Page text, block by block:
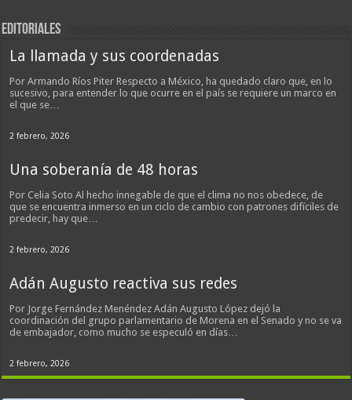
EDITORIALES
La llamada y sus coordenadas
Por Armando Ríos Piter Respecto a México, ha quedado claro que, en lo
sucesivo, para entender lo que ocurre en el país se requiere un marco en
el que se…
2 febrero, 2026
Una soberanía de 48 horas
Por Celia Soto Al hecho innegable de que el clima no nos obedece, de
que se encuentra inmerso en un ciclo de cambio con patrones difíciles de
predecir, hay que…
2 febrero, 2026
Adán Augusto reactiva sus redes
Por Jorge Fernández Menéndez Adán Augusto López dejó la
coordinación del grupo parlamentario de Morena en el Senado y no se va
de embajador, como mucho se especuló en días…
2 febrero, 2026